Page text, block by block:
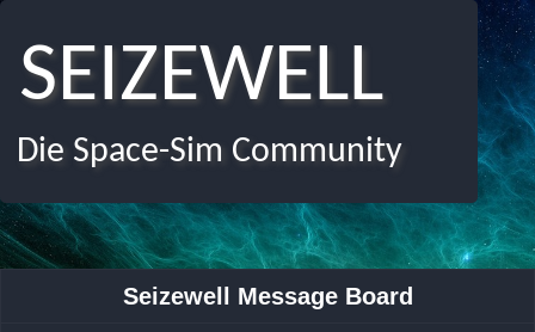
SEIZEWELL
Die Space-Sim Community
Seizewell Message Board